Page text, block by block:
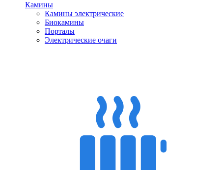
Камины
Камины электрические
Биокамины
Порталы
Электрические очаги